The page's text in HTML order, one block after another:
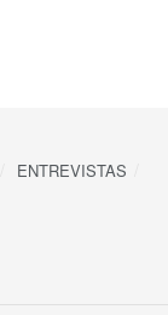
ENTREVISTAS